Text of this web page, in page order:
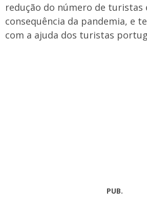
redução do número de turistas
consequência da pandemia, e
com a ajuda dos turistas
PUB.